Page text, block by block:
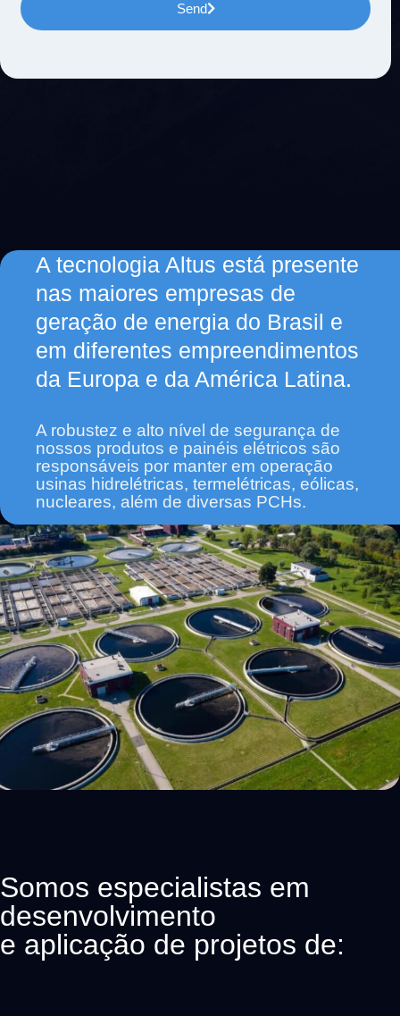
Send
A tecnologia Altus está presente
nas maiores empresas de
geração de energia do Brasil e
em diferentes empreendimentos
da Europa e da América Latina.
A robustez e alto nível de segurança de
nossos produtos e painéis elétricos são
responsáveis por manter em operação
usinas hidrelétricas, termelétricas, eólicas,
nucleares, além de diversas PCHs.
Somos especialistas em
desenvolvimento
e aplicação de projetos de: